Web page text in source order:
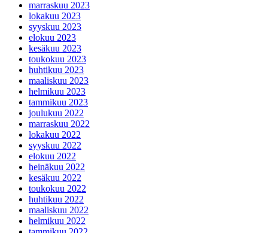
marraskuu 2023
lokakuu 2023
syyskuu 2023
elokuu 2023
kesäkuu 2023
toukokuu 2023
huhtikuu 2023
maaliskuu 2023
helmikuu 2023
tammikuu 2023
joulukuu 2022
marraskuu 2022
lokakuu 2022
syyskuu 2022
elokuu 2022
heinäkuu 2022
kesäkuu 2022
toukokuu 2022
huhtikuu 2022
maaliskuu 2022
helmikuu 2022